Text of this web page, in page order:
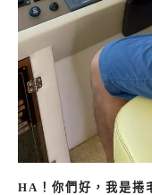
HA！你們好，我是捲